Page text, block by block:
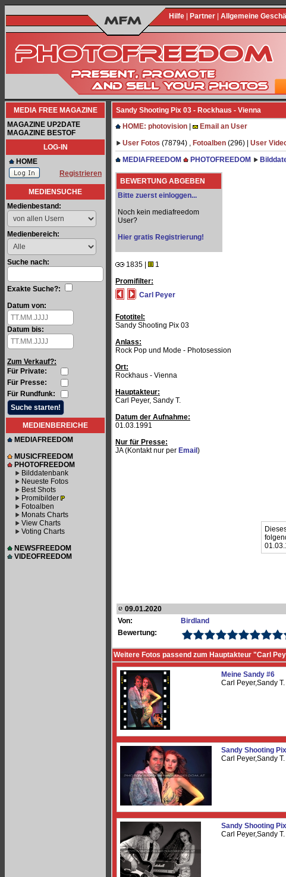
Hilfe Partner Allgemeine
MEDIA FREE MAGAZINE
MAGAZINE UP2DATE
MAGAZINE BESTOF
LOG-IN
HOME
Registrieren
MEDIENSUCHE
Medienbestand:
Medienbereich:
Suche nach:
Exakte Suche?:
Datum von:
Datum bis:
Zum Verkauf?:
Für Private:
Für Presse:
Für Rundfunk:
MEDIENBEREICHE
MEDIAFREEDOM
MUSICFREEDOM
PHOTOFREEDOM
Bilddatenbank
Neueste Fotos
Best Shots
Promibilder
Fotoalben
Monats Charts
View Charts
Voting Charts
NEWSFREEDOM
VIDEOFREEDOM
Sandy Shooting Pix 03 - Rockhaus - Vienna
HOME: photovision
Email an User
User Fotos (78794) , Fotoalben (296) | User
MEDIAFREEDOM
PHOTOFREEDOM
BEWERTUNG ABGEBEN
Bitte zuerst einloggen...
Noch kein mediafreedom
User?
Hier gratis Registrierung!
1835 |
1
Promifilter:
Carl Peyer
Fototitel:
Sandy Shooting Pix 03
Anlass:
Rock Pop und Mode - Photosession
Ort:
Rockhaus - Vienna
Hauptakteur:
Carl Peyer, Sandy T.
Datum der Aufnahme:
01.03.1991
Nur für Presse:
JA (Kontakt nur per Email )
09.01.2020
Von:
Birdland
Bewertung:
Weitere Fotos passend zum Hauptakteur "Carl
Meine Sandy #6
Carl Peyer,Sandy T.
Sandy Shooting
Carl Peyer,Sandy T.
Sandy Shooting
Carl Peyer,Sandy T.